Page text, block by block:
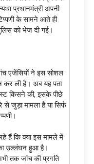
प्रधानमंत्री अपनी
के सामने आते ही
को भेज दी गई।
जांच एजेंसियों ने इस सोशल
कर ली है। अब यह पता
किसने की, इसके पीछे
से जुड़ा मामला है या सिर्फ
हैं कि क्या इस मामले में
उल्लंघन हुआ है।
तक जांच की प्रगति